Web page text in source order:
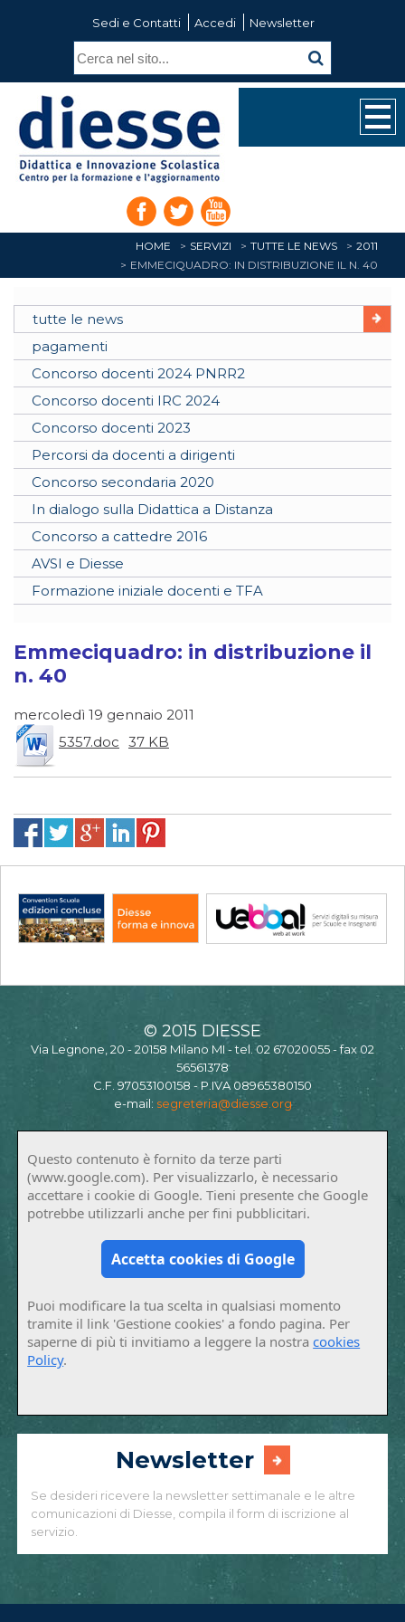
Sedi e Contatti Accedi Newsletter
HOME SERVIZI TUTTE LE NEWS
2011
EMMECIQUADRO: IN DISTRIBUZIONE IL N. 40
tutte le news
pagamenti
Concorso docenti 2024 PNRR2
Concorso docenti IRC 2024
Concorso docenti 2023
Percorsi da docenti a dirigenti
Concorso secondaria 2020
In dialogo sulla Didattica a Distanza
Concorso a cattedre 2016
AVSI e Diesse
Formazione iniziale docenti e TFA
Emmeciquadro: in distribuzione il
n. 40
mercoledì 19 gennaio 2011
5357.doc 37 KB
© 2015 DIESSE
Via Legnone, 20 - 20158 Milano MI - tel. 02 67020055 - fax 02
56561378
C.F. 97053100158 - P.IVA 08965380150
e-mail: segreteria@diesse.org
Questo contenuto è fornito da terze parti
(www.google.com). Per visualizzarlo, è necessario
accettare i cookie di Google. Tieni presente che Google
potrebbe utilizzarli anche per fini pubblicitari.
Accetta cookies di Google
Puoi modificare la tua scelta in qualsiasi momento
tramite il link 'Gestione cookies' a fondo pagina. Per
saperne di più ti invitiamo a leggere la nostracookies
Policy.
Newsletter
Se desideri ricevere la newsletter settimanale e le altre
comunicazioni di Diesse, compila il form di iscrizione al
servizio.